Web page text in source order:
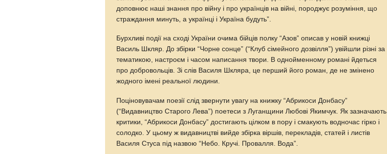
доповнює наші знання про війну і про українців на війні, породжує розуміння, що
страждання минуть, а українці і Україна будуть”.
Бурхливі події на сході України очима бійців полку “Азов” описав у новій книжці
Василь Шкляр. До збірки “Чорне сонце” (“Клуб сімейного дозвілля”) увійшли різні за
тематикою, настроєм і часом написання твори. В однойменному романі йдеться
про добровольців. Зі слів Василя Шкляра, це перший його роман, де не змінено
жодного імені реальної людини.
Поціновувачам поезії слід звернути увагу на книжку “Абрикоси Донбасу”
(“Видавництво Старого Лева”) поетеси з Луганщини Любові Якимчук. Як зазначають
критики, “Абрикоси Донбасу” достигають цілком в пору і смакують водночас гірко і
солодко. У цьому ж видавництві вийде збірка віршів, перекладів, статей і листів
Василя Стуса під назвою “Небо. Кручі. Провалля. Вода”.